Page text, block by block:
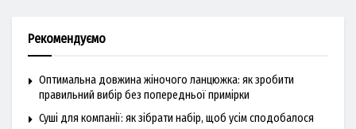
Рекомендуємо
Оптимальна довжина жіночого ланцюжка: як зробити
правильний вибір без попередньої примірки
Суші для компанії: як зібрати набір, щоб усім сподобалося